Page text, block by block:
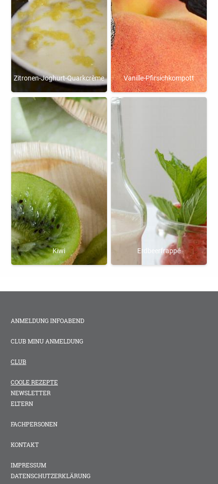
Zitronen-Joghurt-Quarkcrème Vanille-Pfirsichkompott
Kiwi Erdbeerfrappé
ANMELDUNG INFOABEND
CLUB MINU ANMELDUNG
CLUB
COOLE REZEPTE
NEWSLETTER
ELTERN
FACHPERSONEN
KONTAKT
IMPRESSUM
DATENSCHUTZERKLÄRUNG